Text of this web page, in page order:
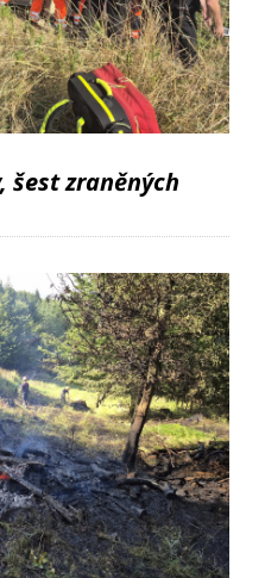
šest zraněných